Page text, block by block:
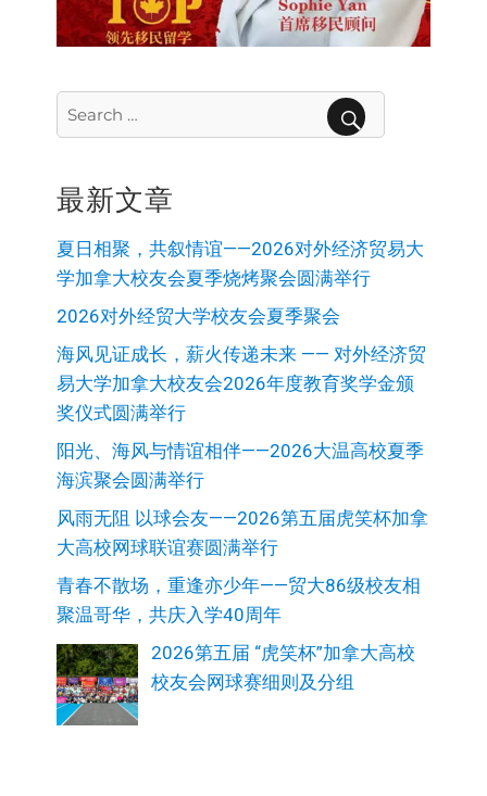
Search
for:
最新文章
夏日相聚，共叙情谊——2026对外经济贸易大
学加拿大校友会夏季烧烤聚会圆满举行
2026对外经贸大学校友会夏季聚会
海风见证成长，薪火传递未来 —— 对外经济贸
易大学加拿大校友会2026年度教育奖学金颁
奖仪式圆满举行
阳光、海风与情谊相伴——2026大温高校夏季
海滨聚会圆满举行
风雨无阻 以球会友——2026第五届虎笑杯加拿
大高校网球联谊赛圆满举行
青春不散场，重逢亦少年——贸大86级校友相
聚温哥华，共庆入学40周年
2026第五届 “虎笑杯”加拿大高校
校友会网球赛细则及分组